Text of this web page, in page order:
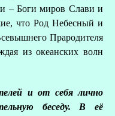
– Боги миров Слави и
что Род Небесный и
Прародителя
из океанских волн
и от себя лично
беседу. В её